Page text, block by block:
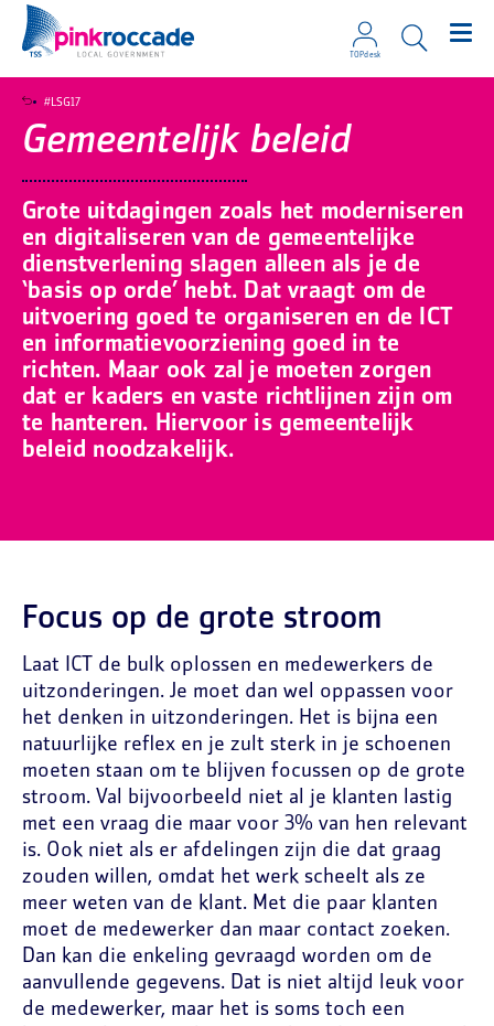
TOPdesk
Gemeentelijk beleid
Grote uitdagingen zoals het moderniseren
en digitaliseren van de gemeentelijke
dienstverlening slagen alleen als je de
‘basis op orde’ hebt. Dat vraagt om de
uitvoering goed te organiseren en de ICT
en informatievoorziening goed in te
richten. Maar ook zal je moeten zorgen
dat er kaders en vaste richtlijnen zijn om
te hanteren. Hiervoor is gemeentelijk
beleid noodzakelijk.
#LSG17
Focus op de grote stroom
Laat ICT de bulk oplossen en medewerkers de
uitzonderingen. Je moet dan wel oppassen voor
het denken in uitzonderingen. Het is bijna een
natuurlijke reflex en je zult sterk in je schoenen
moeten staan om te blijven focussen op de grote
stroom. Val bijvoorbeeld niet al je klanten lastig
met een vraag die maar voor 3% van hen relevant
is. Ook niet als er afdelingen zijn die dat graag
zouden willen, omdat het werk scheelt als ze
meer weten van de klant. Met die paar klanten
moet de medewerker dan maar contact zoeken.
Dan kan die enkeling gevraagd worden om de
aanvullende gegevens. Dat is niet altijd leuk voor
de medewerker, maar het is soms toch een